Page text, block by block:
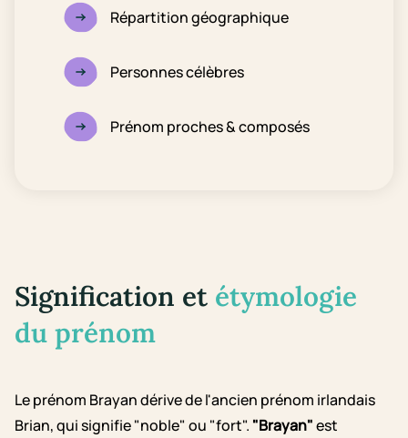
Répartition géographique
Personnes célèbres
Prénom proches & composés
Signification et étymologie
du prénom
Le prénom Brayan dérive de l'ancien prénom irlandais
Brian, qui signifie "noble" ou "fort". "Brayan"est